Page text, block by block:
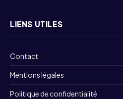
LIENS UTILES
Contact
Mentions légales
Politique de confidentialité